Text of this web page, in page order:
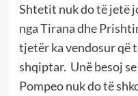
Shtetit nuk do të jetë
nga Tirana dhe
tjetër ka vendosur që
shqiptar. Unë besoj
Pompeo nuk do të